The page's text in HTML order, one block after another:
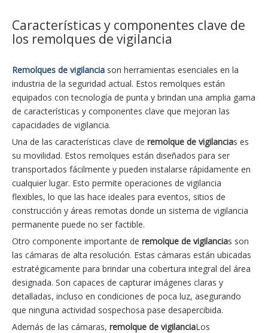
Características y componentes clave de
los remolques de vigilancia
Remolques de vigilancia son herramientas esenciales en la
industria de la seguridad actual. Estos remolques están
equipados con tecnología de punta y brindan una amplia gama
de características y componentes clave que mejoran las
capacidades de vigilancia.
Una de las características clave de remolque de vigilancias es
su movilidad. Estos remolques están diseñados para ser
transportados fácilmente y pueden instalarse rápidamente en
cualquier lugar. Esto permite operaciones de vigilancia
flexibles, lo que las hace ideales para eventos, sitios de
construcción y áreas remotas donde un sistema de vigilancia
permanente puede no ser factible.
Otro componente importante de remolque de vigilancias son
las cámaras de alta resolución. Estas cámaras están ubicadas
estratégicamente para brindar una cobertura integral del área
designada. Son capaces de capturar imágenes claras y
detalladas, incluso en condiciones de poca luz, asegurando
que ninguna actividad sospechosa pase desapercibida.
Además de las cámaras, remolque de vigilanciaLos